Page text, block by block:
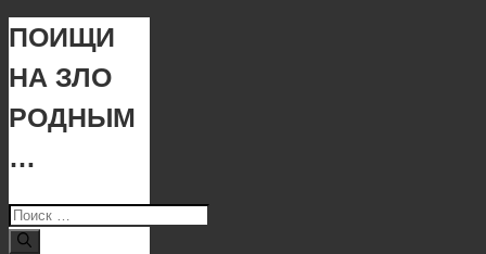
ПОИЩИ
НА ЗЛО
РОДНЫМ
…
Поиск: